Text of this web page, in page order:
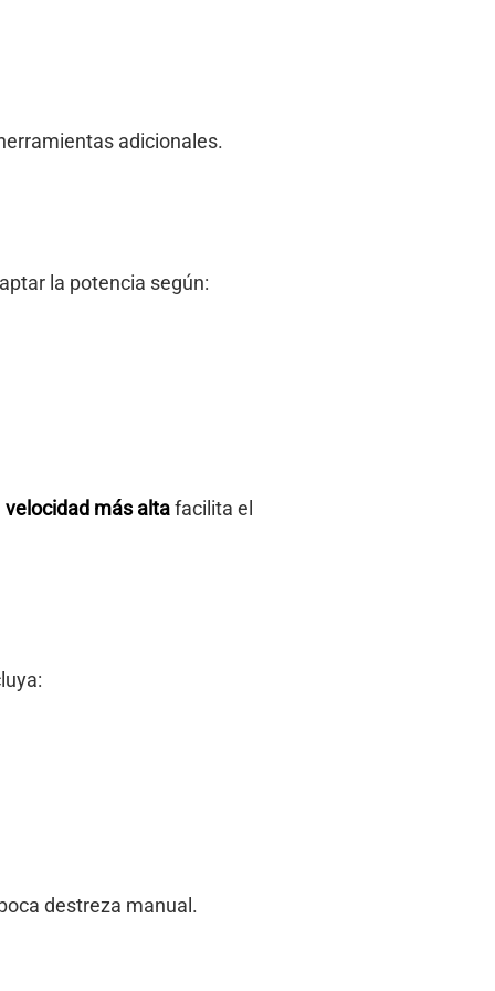
adicionales.
la potencia según:
velocidad más altafacilita el
destreza manual.